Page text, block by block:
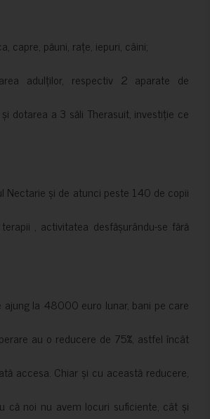
capre, păuni, rațe, iepuri, câini;
adulților, respectiv 2 aparate de
dotarea a 3 săli Therasuit, investiție ce
și de atunci peste 140 de copii
, activitatea desfășurându-se fără
la 48000 euro lunar, bani pe care
au o reducere de 75%, astfel încât
accesa. Chiar și cu această reducere,
că noi nu avem locuri suficiente, cât și